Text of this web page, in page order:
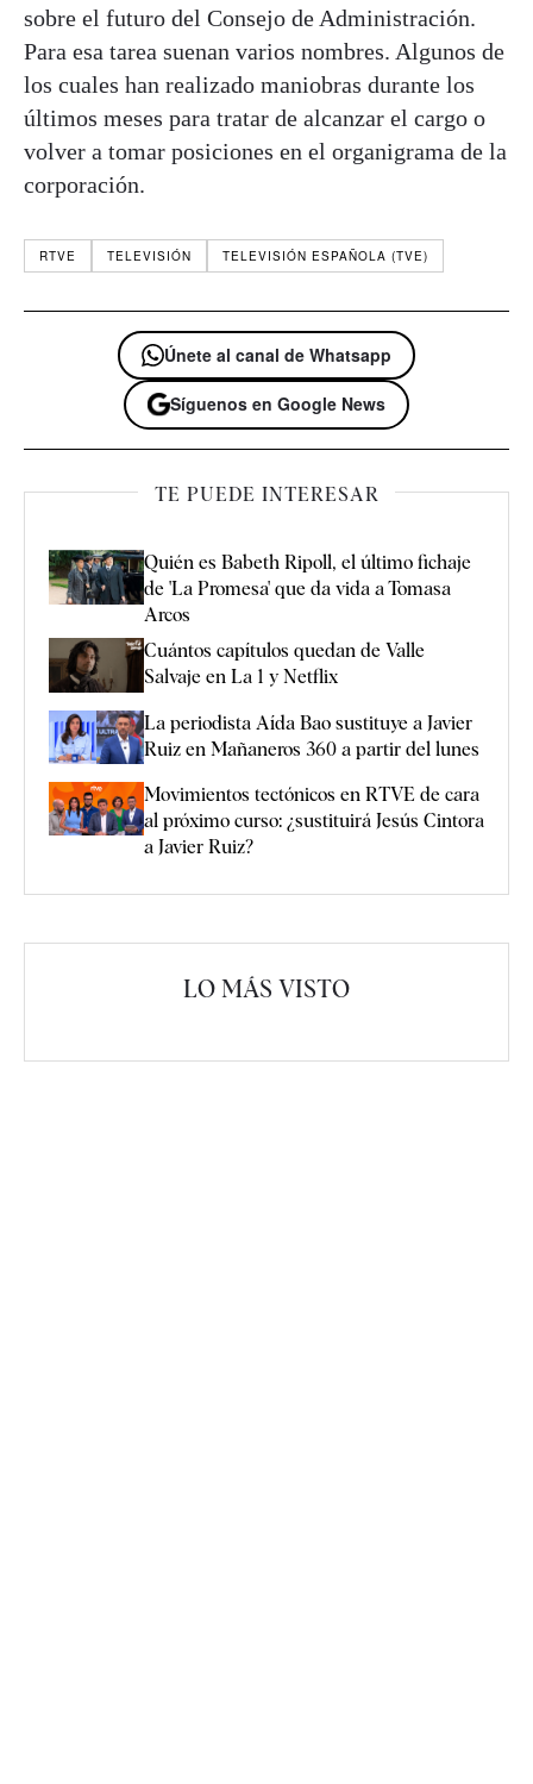
sobre el futuro del Consejo de Administración.
Para esa tarea suenan varios nombres. Algunos de
los cuales han realizado maniobras durante los
últimos meses para tratar de alcanzar el cargo o
volver a tomar posiciones en el organigrama de la
corporación.
RTVE TELEVISIÓN TELEVISIÓN ESPAÑOLA (TVE)
Únete al canal de Whatsapp
Síguenos en Google News
TE PUEDE INTERESAR
Quién es Babeth Ripoll, el último fichaje
de 'La Promesa' que da vida a Tomasa
Arcos
Cuántos capítulos quedan de Valle
Salvaje en La 1 y Netflix
La periodista Aída Bao sustituye a Javier
Ruiz en Mañaneros 360 a partir del lunes
Movimientos tectónicos en RTVE de cara
al próximo curso: ¿sustituirá Jesús Cintora
a Javier Ruiz?
LO MÁS VISTO